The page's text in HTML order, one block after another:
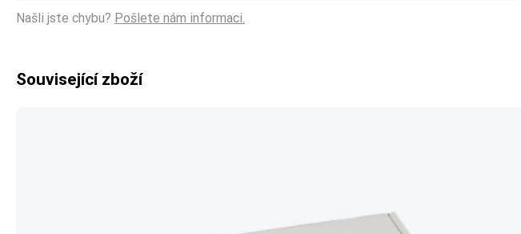
Našli jste chybu? Pošlete nám informaci.
Související zboží